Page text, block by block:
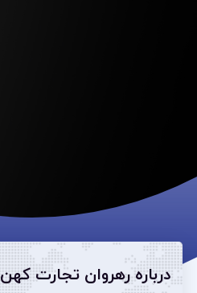
درباره رهروان تجارت کهن